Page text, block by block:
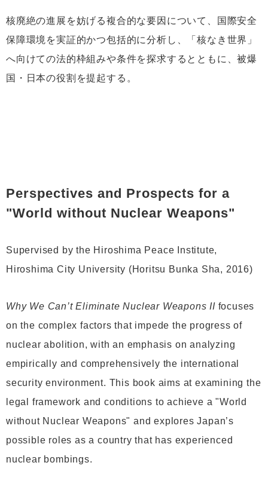
核廃絶の進展を妨げる複合的な要因について、国際安全
保障環境を実証的かつ包括的に分析し、「核なき世界」
へ向けての法的枠組みや条件を探求するとともに、被爆
国・日本の役割を提起する。
Perspectives and Prospects for a
"World without Nuclear Weapons"
Supervised by the Hiroshima Peace Institute,
Hiroshima City University (Horitsu Bunka Sha, 2016)
Why We Can’t Eliminate Nuclear Weapons IIfocuses
on the complex factors that impede the progress of
nuclear abolition, with an emphasis on analyzing
empirically and comprehensively the international
security environment. This book aims at examining the
legal framework and conditions to achieve a "World
without Nuclear Weapons" and explores Japan’s
possible roles as a country that has experienced
nuclear bombings.